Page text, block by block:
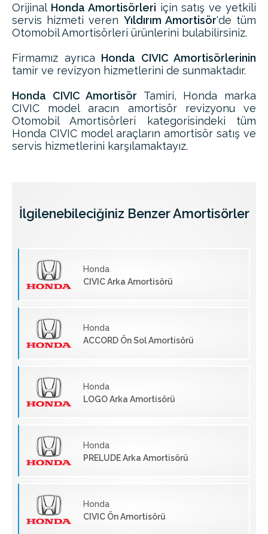
Orijinal Honda Amortisörleri için satış ve yetkili
servis hizmeti veren Yıldırım Amortisör'de tüm
Otomobil Amortisörleri ürünlerini bulabilirsiniz.
Firmamız ayrıca Honda CIVIC Amortisörlerinin
tamir ve revizyon hizmetlerini de sunmaktadır.
Honda CIVIC Amortisör Tamiri, Honda marka
CIVIC model aracın amortisör revizyonu ve
Otomobil Amortisörleri kategorisindeki tüm
Honda CIVIC model araçların amortisör satış ve
servis hizmetlerini karşılamaktayız.
İlgilenebileciğiniz Benzer Amortisörler
Honda
CIVIC Arka Amortisörü
Honda
ACCORD Ön Sol Amortisörü
Honda
LOGO Arka Amortisörü
Honda
PRELUDE Arka Amortisörü
Honda
CIVIC Ön Amortisörü